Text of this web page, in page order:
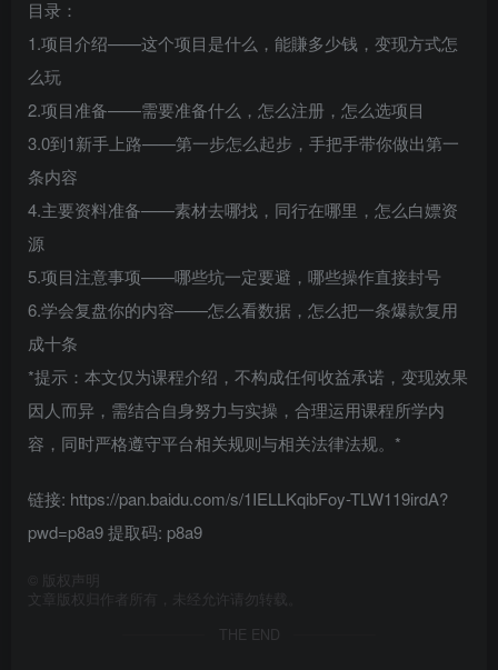
目录：
1.项目介绍——这个项目是什么，能賺多少钱，变现方式怎
么玩
2.项目准备——需要准备什么，怎么注册，怎么选项目
3.0到1新手上路——第一步怎么起步，手把手带你做出第一
条内容
4.主要资料准备——素材去哪找，同行在哪里，怎么白嫖资
源
5.项目注意事项——哪些坑一定要避，哪些操作直接封号
6.学会复盘你的内容——怎么看数据，怎么把一条爆款复用
成十条
*提示：本文仅为课程介绍，不构成任何收益承诺，变现效果
因人而异，需结合自身努力与实操，合理运用课程所学内
容，同时严格遵守平台相关规则与相关法律法规。*
链接: https://pan.baidu.com/s/1IELLKqibFoy-TLW119irdA?
pwd=p8a9 提取码: p8a9
版权声明
文章版权归作者所有，未经允许请勿转载。
THE END